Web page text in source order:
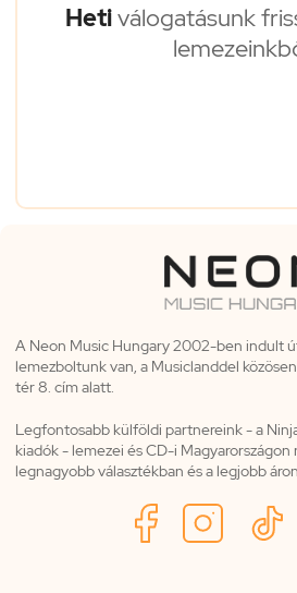
Hetiválogatásunk
A Neon Music Hungary 2002-ben indult
lemezboltunk van, a Musiclanddel
tér 8. cím alatt.
Legfontosabb külföldi partnereink - a
kiadók - lemezei és CD-i
legnagyobb választékban és a legjobb